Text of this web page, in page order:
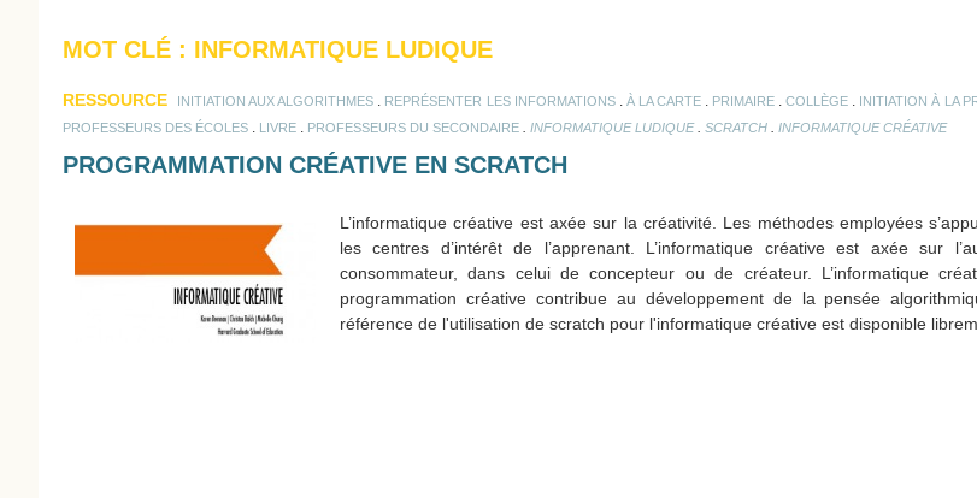
MOT CLÉ : INFORMATIQUE LUDIQUE
RESSOURCE INITIATION AUX ALGORITHMES REPRÉSENTER LES INFORMATIONS. À LA CARTE. PRIMAIRE .COLLÈGE INITIATION À LA
PROFESSEURS DES ÉCOLES LIVRE PROFESSEURS DU SECONDAIRE INFORMATIQUE LUDIQUE. SCRATCH INFORMATIQUE CRÉATIVE
PROGRAMMATION CRÉATIVE EN SCRATCH
L’informatique créative est axée sur la créativité. Les méthodes employées
les centres d’intérêt de l’apprenant. L’informatique créative est axée sur
consommateur, dans celui de concepteur ou de créateur. L’informatique
programmation créative contribue au développement de la pensée
référence de l'utilisation de scratch pour l'informatique créative est disponible